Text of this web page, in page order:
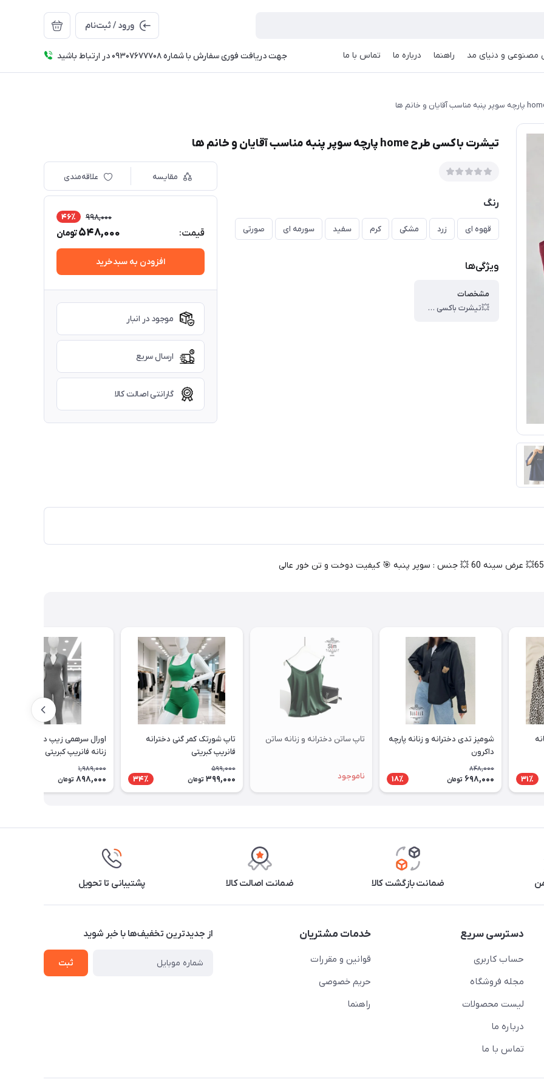
ورود / ثبت‌نام
و دنیای مد راهنما درباره ما تماس با ما جهت دریافت فوری سفارش با شماره 09307677708 در ارتباط باشید
تیشرت باکسی طرح home پارچه سوپر پنبه مناسب آقایان و خانم ها
رنگ
قهوه ای زرد مشکی کرم سفید سورمه ای صورتی قرمز کاربنی لیمویی
ویژگی‌ها
مشخصات
💥تیشرت باکسی چاپی ، 💥کد : #80308 ، 💥سایز : فیری ، 💥قدکار : 65 ، 💥 عرض سینه 60 ، 💥جنس : سوپر پنبه ، 🎯کیفیت دوخت و تن خور عالی
مقایسه علاقه‌مندی
قیمت:
998,000 46٪
548,000تومان
افزودن به سبدخرید
موجود در انبار
ارسال سریع
گارانتی اصالت کالا
31٪
شومیز تدی دخترانه و زنانه پارچه
داکرون
848,000
698,000 تومان 18٪
تاپ ساتن دخترانه و زنانه ساتن
ناموجود
تاپ شورتک کمر گنی دخترانه
فانریپ کبریتی
599,000
399,000 تومان 34٪
اورال سرهمی زیپ دار دخترانه و
زنانه فانریپ کبریتی
1,989,000
898,000 تومان
ضمانت بازگشت کالا ضمانت اصالت کالا پشتیبانی تا تحویل
دسترسی سریع
حساب کاربری
مجله فروشگاه
لیست محصولات
درباره ما
تماس با ما
خدمات مشتریان
قوانین و مقررات
حریم خصوصی
راهنما
از جدید‌ترین تخفیف‌ها با‌ خبر شوید
ثبت